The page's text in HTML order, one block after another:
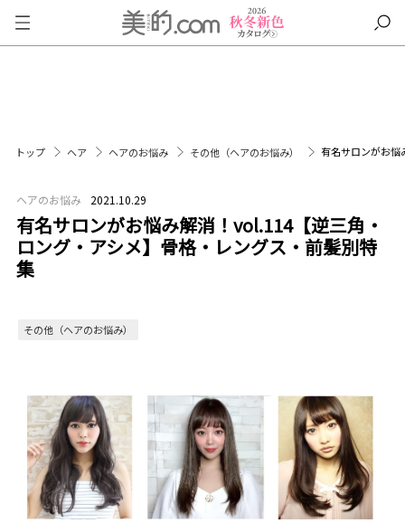
トップ ヘア ヘアのお悩み その他（ヘアのお悩み） 有名サロンがお
ヘアのお悩み 2021.10.29
有名サロンがお悩み解消！vol.114【逆三角・
ロング・アシメ】骨格・レングス・前髪別特
集
その他（ヘアのお悩み）